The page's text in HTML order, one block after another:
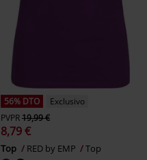
56% DTO
Exclusivo
PVPR19,99 €
8,79 €
Top RED by EMP Top